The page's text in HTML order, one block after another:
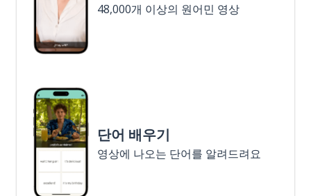
48,000개 이상의 원어민 영상
단어 배우기
영상에 나오는 단어를 알려드려요